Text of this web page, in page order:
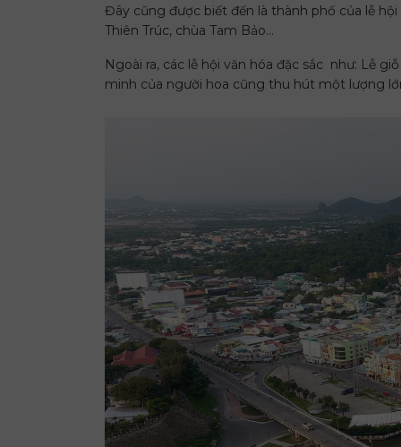
Đây cũng được biết đến là thành phố của lễ
Thiên Trúc, chùa Tam Bảo…
Ngoài ra, các lễ hội văn hóa đặc sắc như: Lễ
minh của người hoa cũng thu hút một lượng